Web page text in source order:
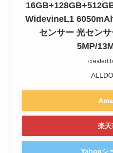
WidevineL1
センサー 光セン
5MP/
created
楽天
Yahooシ